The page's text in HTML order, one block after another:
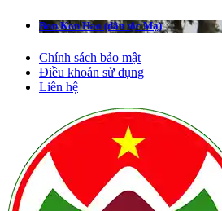
Bon Kon Hao (dân tộc Mạ)
Chính sách bảo mật
Điều khoản sử dụng
Liên hệ